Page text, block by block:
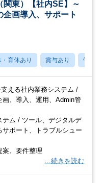
関東）【社内SE】～
画導入、サポート
・育休あり 賞与あり 学歴不
支える社内業務システム /
画、導入、運用、Admin管
テム / ツール、デジタルデ
サポート、トラブルシュー
案、要件整理
…続きを読む